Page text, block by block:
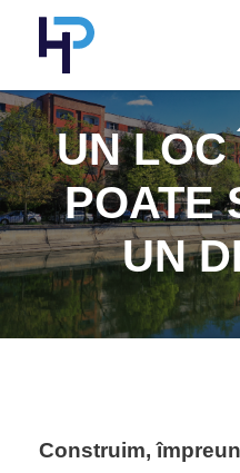
UN LOC
POATE
UN
Construim,